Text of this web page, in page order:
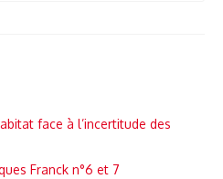
face à l’incertitude des
Franck n°6 et 7